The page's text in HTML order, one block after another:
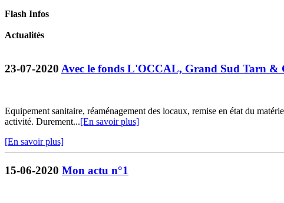
Flash Infos
Actualités
23-07-2020 Avec le fonds L'OCCAL, Grand Sud Tarn &
Equipement sanitaire, réaménagement des locaux, remise en état du
activité. Durement...[En savoir plus]
[En savoir plus]
15-06-2020 Mon actu n°1